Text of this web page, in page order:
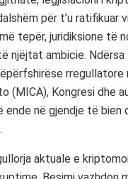
për t’u
tepër, juridiksione të
njëjtat ambicie. Ndërsa
rregullatore
(MICA), Kongresi dhe
ende në gjendje të bien
aktuale e